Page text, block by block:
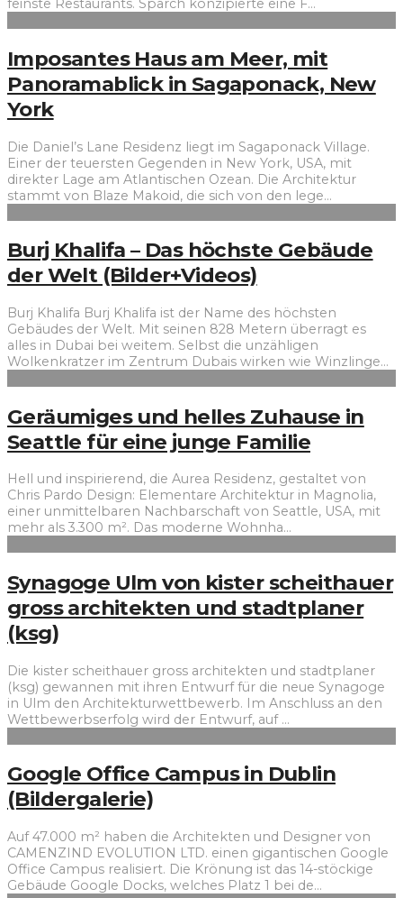
feinste Restaurants. Sparch konzipierte eine F...
Imposantes Haus am Meer, mit
Panoramablick in Sagaponack, New
York
Die Daniel’s Lane Residenz liegt im Sagaponack Village.
Einer der teuersten Gegenden in New York, USA, mit
direkter Lage am Atlantischen Ozean. Die Architektur
stammt von Blaze Makoid, die sich von den lege...
Burj Khalifa – Das höchste Gebäude
der Welt (Bilder+Videos)
Burj Khalifa Burj Khalifa ist der Name des höchsten
Gebäudes der Welt. Mit seinen 828 Metern überragt es
alles in Dubai bei weitem. Selbst die unzähligen
Wolkenkratzer im Zentrum Dubais wirken wie Winzlinge...
Geräumiges und helles Zuhause in
Seattle für eine junge Familie
Hell und inspirierend, die Aurea Residenz, gestaltet von
Chris Pardo Design: Elementare Architektur in Magnolia,
einer unmittelbaren Nachbarschaft von Seattle, USA, mit
mehr als 3.300 m². Das moderne Wohnha...
Synagoge Ulm von kister scheithauer
gross architekten und stadtplaner
(ksg)
Die kister scheithauer gross architekten und stadtplaner
(ksg) gewannen mit ihren Entwurf für die neue Synagoge
in Ulm den Architekturwettbewerb. Im Anschluss an den
Wettbewerbserfolg wird der Entwurf, auf ...
Google Office Campus in Dublin
(Bildergalerie)
Auf 47.000 m² haben die Architekten und Designer von
CAMENZIND EVOLUTION LTD. einen gigantischen Google
Office Campus realisiert. Die Krönung ist das 14-stöckige
Gebäude Google Docks, welches Platz 1 bei de...